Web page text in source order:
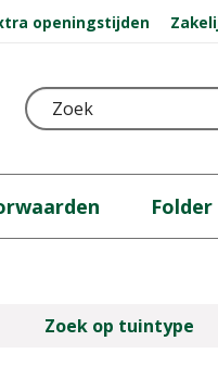
openingstijden
Folder
Zoek op tuintype